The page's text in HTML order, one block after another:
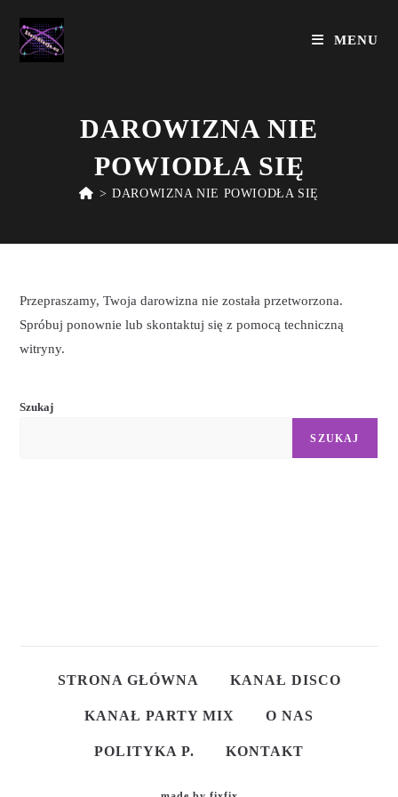
content
MENU
DAROWIZNA NIE
POWIODŁA SIĘ
> DAROWIZNA NIE POWIODŁA SIĘ
Przepraszamy, Twoja darowizna nie została przetworzona.
Spróbuj ponownie lub skontaktuj się z pomocą techniczną
witryny.
Szukaj
SZUKAJ
STRONA GŁÓWNA KANAŁ DISCO
KANAŁ PARTY MIX O NAS
POLITYKA P. KONTAKT